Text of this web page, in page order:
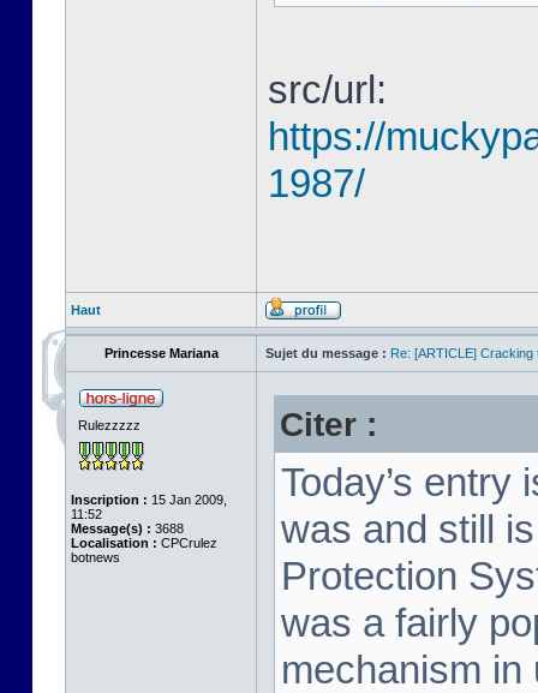
src/url:
https://
1987/
Haut
Princesse Mariana Sujet du message : Re: [ARTICLE] Cracking
Rulezzzzz
Inscription : 15 Jan 2009,
11:52
Message(s) : 3688
Localisation : CPCrulez
botnews
Citer :
Today’s entry
was and still
Protection
was a fairly
mechanism in